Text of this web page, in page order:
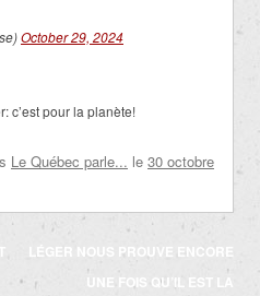
October 29, 2024
c’est pour la planète!
Le Québec parle... le 30 octobre
LÉGER NOUS PROUVE ENCORE
UNE FOIS QU’IL EST LA